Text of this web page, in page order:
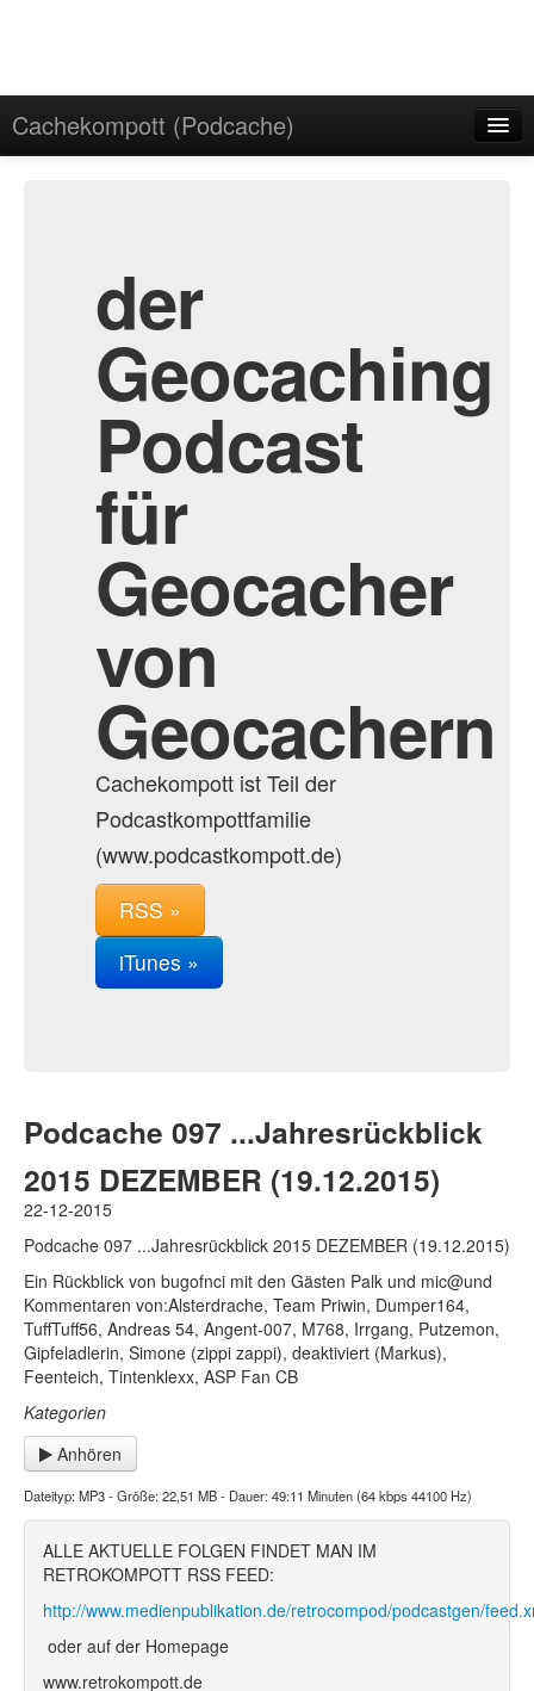
Cachekompott (Podcache)
der
Geocaching
Podcast
für
Geocacher
von
Geocachern
Cachekompott ist Teil der
Podcastkompottfamilie
(www.podcastkompott.de)
RSS »
iTunes »
Podcache 097 ...Jahresrückblick
2015 DEZEMBER (19.12.2015)
22-12-2015
Podcache 097 ...Jahresrückblick 2015 DEZEMBER (19.12.2015)
Ein Rückblick von bugofnci mit den Gästen Palk und mic@und
Kommentaren von:Alsterdrache, Team Priwin, Dumper164,
TuffTuff56, Andreas 54, Angent-007, M768, Irrgang, Putzemon,
Gipfeladlerin, Simone (zippi zappi), deaktiviert (Markus),
Feenteich, Tintenklexx, ASP Fan CB
Kategorien
Anhören
Dateityp: MP3 - Größe: 22,51 MB - Dauer: 49:11 Minuten (64 kbps 44100 Hz)
ALLE AKTUELLE FOLGEN FINDET MAN IM
RETROKOMPOTT RSS FEED:
http://www.medienpublikation.de/retrocompod/podcastgen/
oder auf der Homepage
www.retrokompott.de